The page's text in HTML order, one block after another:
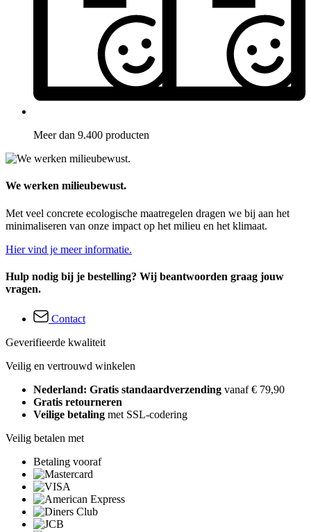
Meer dan 9.400 producten
We werken milieubewust.
Met veel concrete ecologische maatregelen dragen we bij aan het
minimaliseren van onze impact op het milieu en het klimaat.
Hier vind je meer informatie.
Hulp nodig bij je bestelling? Wij beantwoorden graag jouw
vragen.
Contact
Geverifieerde kwaliteit
Veilig en vertrouwd winkelen
Nederland: Gratis standaardverzending vanaf € 79,90
Gratis retourneren
Veilige betaling met SSL-codering
Veilig betalen met
Betaling vooraf